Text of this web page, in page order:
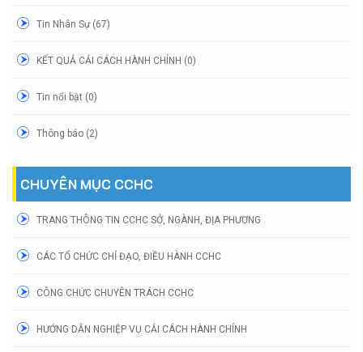
Tin Nhân Sự (67)
KẾT QUẢ CẢI CÁCH HÀNH CHÍNH (0)
Tin nổi bật (0)
Thông báo (2)
CHUYÊN MỤC CCHC
TRANG THÔNG TIN CCHC SỞ, NGÀNH, ĐỊA PHƯƠNG
CÁC TỔ CHỨC CHỈ ĐẠO, ĐIỀU HÀNH CCHC
CÔNG CHỨC CHUYÊN TRÁCH CCHC
HƯỚNG DẪN NGHIỆP VỤ CẢI CÁCH HÀNH CHÍNH